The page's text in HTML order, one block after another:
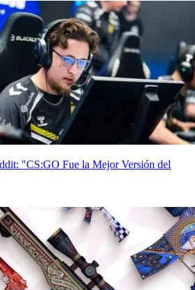
"CS:GO Fue la Mejor Versión del